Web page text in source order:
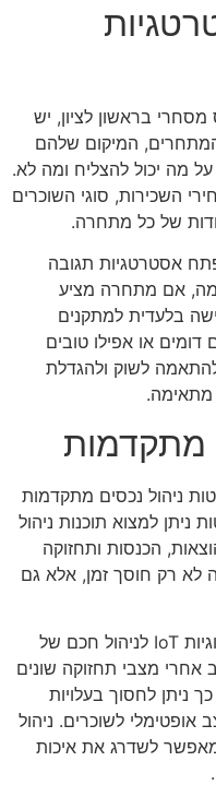
בראשון לציון, יש
המיקום שלהם
מה יכול להצליח ומה לא.
השכירות, סוגי השוכרים
של כל מתחרה.
אסטרטגיות תגובה
אם מתחרה מציע
בלעדית למתקנים
דומים או אפילו טובים
לשוק ולהגדלת
מתאימה.
מתקדמות
ניהול נכסים מתקדמות
ניתן למצוא תוכנות ניהול
הכנסות ותחזוקה
לא רק חוסך זמן, אלא גם
שיטות נוספות כוללות שימוש בטכנולוגיות IoT לניהול חכם של
אחרי מצבי תחזוקה שונים
ניתן לחסוך בעלויות
לשוכרים. ניהול
מאפשר לשדרג את איכות